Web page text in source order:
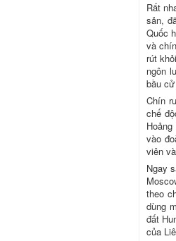
Rất
sản,
Quốc
và
rút
ngôn
bầu
Chín
chế
vào
viên
Ngay
theo
dùng
đất
của